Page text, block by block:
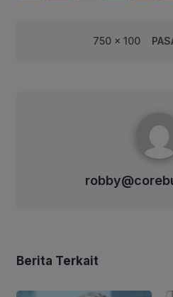
750 x 100
Berita Terkait